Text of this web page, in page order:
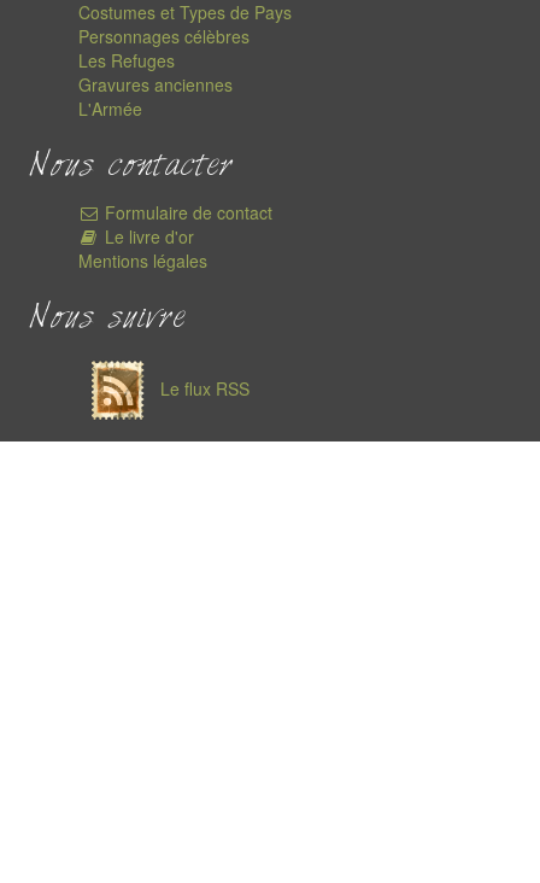
Costumes et Types de Pays
Personnages célèbres
Les Refuges
Gravures anciennes
L'Armée
Nous contacter
Formulaire de contact
Le livre d'or
Mentions légales
Nous suivre
Le flux RSS